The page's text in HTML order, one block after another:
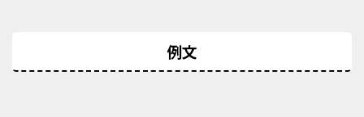
例文